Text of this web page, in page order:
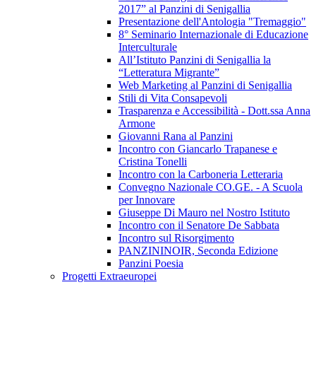
2017” al Panzini di Senigallia
Presentazione dell'Antologia "Tremaggio"
8° Seminario Internazionale di Educazione
Interculturale
All’Istituto Panzini di Senigallia la
“Letteratura Migrante”
Web Marketing al Panzini di Senigallia
Stili di Vita Consapevoli
Trasparenza e Accessibilità - Dott.ssa Anna
Armone
Giovanni Rana al Panzini
Incontro con Giancarlo Trapanese e
Cristina Tonelli
Incontro con la Carboneria Letteraria
Convegno Nazionale CO.GE. - A Scuola
per Innovare
Giuseppe Di Mauro nel Nostro Istituto
Incontro con il Senatore De Sabbata
Incontro sul Risorgimento
PANZININOIR, Seconda Edizione
Panzini Poesia
Progetti Extraeuropei